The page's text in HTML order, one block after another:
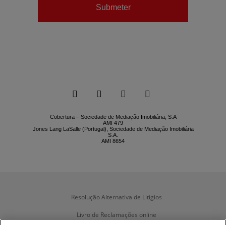
Submeter
Cobertura – Sociedade de Mediação Imobiliária, S.A
AMI 479
Jones Lang LaSalle (Portugal), Sociedade de Mediação Imobiliária
S.A.
AMI 8654
   
Resolução Alternativa de Litígios
Livro de Reclamações online